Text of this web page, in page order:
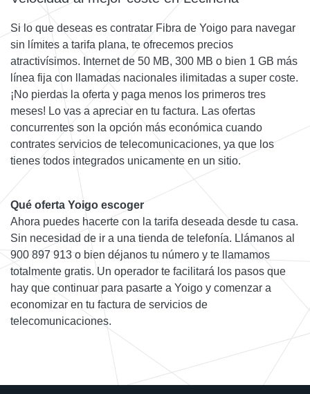
Si lo que deseas es contratar Fibra de Yoigo para navegar
sin límites a tarifa plana, te ofrecemos precios
atractivísimos. Internet de 50 MB, 300 MB o bien 1 GB más
línea fija con llamadas nacionales ilimitadas a super coste.
¡No pierdas la oferta y paga menos los primeros tres
meses! Lo vas a apreciar en tu factura. Las ofertas
concurrentes son la opción más económica cuando
contrates servicios de telecomunicaciones, ya que los
tienes todos integrados unicamente en un sitio.
Qué oferta Yoigo escoger
Ahora puedes hacerte con la tarifa deseada desde tu casa.
Sin necesidad de ir a una tienda de telefonía. Llámanos al
900 897 913 o bien déjanos tu número y te llamamos
totalmente gratis. Un operador te facilitará los pasos que
hay que continuar para pasarte a Yoigo y comenzar a
economizar en tu factura de servicios de
telecomunicaciones.